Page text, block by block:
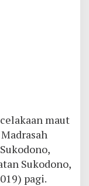
maut
Sukodono,
pagi.